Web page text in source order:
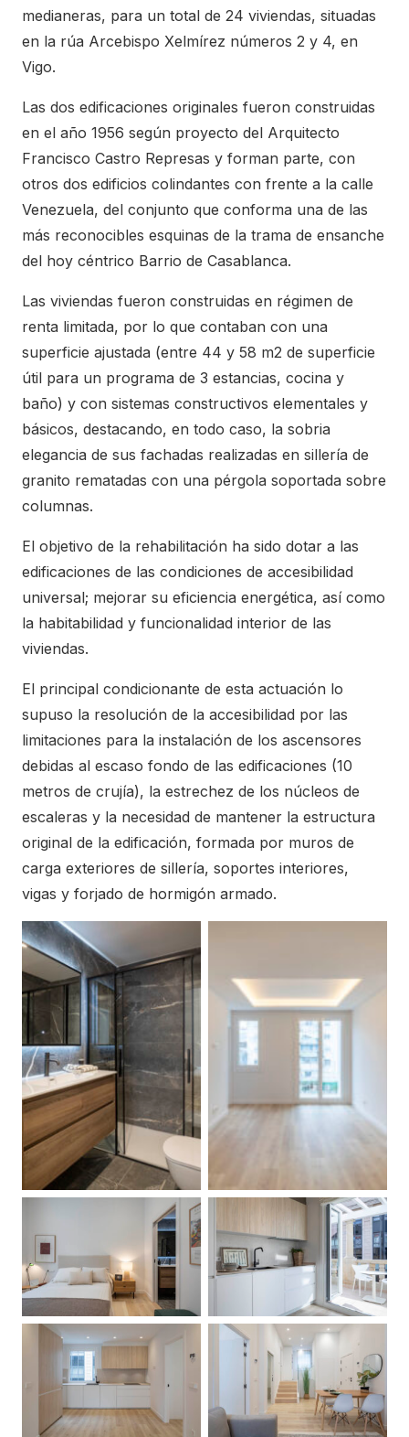
medianeras, para un total de 24 viviendas, situadas
en la rúa Arcebispo Xelmírez números 2 y 4, en
Vigo.
Las dos edificaciones originales fueron construidas
en el año 1956 según proyecto del Arquitecto
Francisco Castro Represas y forman parte, con
otros dos edificios colindantes con frente a la calle
Venezuela, del conjunto que conforma una de las
más reconocibles esquinas de la trama de ensanche
del hoy céntrico Barrio de Casablanca.
Las viviendas fueron construidas en régimen de
renta limitada, por lo que contaban con una
superficie ajustada (entre 44 y 58 m2 de superficie
útil para un programa de 3 estancias, cocina y
baño) y con sistemas constructivos elementales y
básicos, destacando, en todo caso, la sobria
elegancia de sus fachadas realizadas en sillería de
granito rematadas con una pérgola soportada sobre
columnas.
El objetivo de la rehabilitación ha sido dotar a las
edificaciones de las condiciones de accesibilidad
universal; mejorar su eficiencia energética, así como
la habitabilidad y funcionalidad interior de las
viviendas.
El principal condicionante de esta actuación lo
supuso la resolución de la accesibilidad por las
limitaciones para la instalación de los ascensores
debidas al escaso fondo de las edificaciones (10
metros de crujía), la estrechez de los núcleos de
escaleras y la necesidad de mantener la estructura
original de la edificación, formada por muros de
carga exteriores de sillería, soportes interiores,
vigas y forjado de hormigón armado.